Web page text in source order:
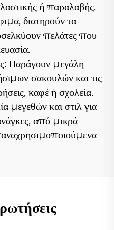
ή παραλαβής.
διατηρούν τα
πελάτες που
Παράγουν μεγάλη
σακουλών και τις
καφέ ή σχολεία.
μεγεθών και στιλ για
από μικρά